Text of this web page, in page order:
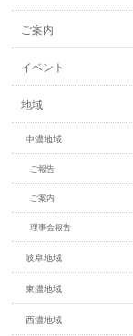
ご案内
イベント
地域
中濃地域
ご報告
ご案内
理事会報告
岐阜地域
東濃地域
西濃地域